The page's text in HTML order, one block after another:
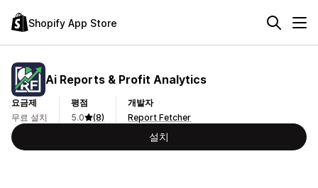
Shopify App Store
Ai Reports & Profit Analytics
요금제
무료 설치
평점
5.0
(8)
개발자
Report Fetcher
설치